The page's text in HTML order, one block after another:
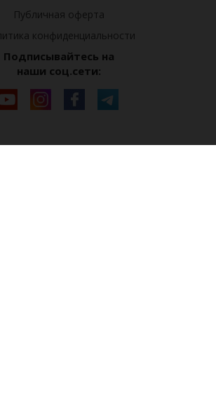
Публичная оферта
конфиденциальности
Подписывайтесь на
наши соц.сети: